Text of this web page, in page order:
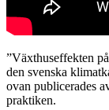
”Växthuseffekten
den svenska
ovan publicerades
praktiken.